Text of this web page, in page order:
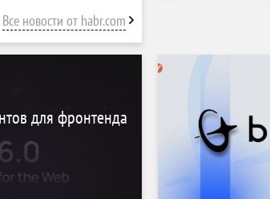
Все новости от habr.com
для фронтенда